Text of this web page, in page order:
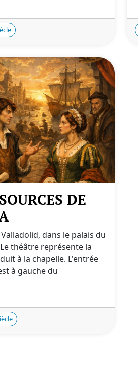
DE
dans le palais du
théâtre représente la
à la chapelle. L'entrée
à gauche du